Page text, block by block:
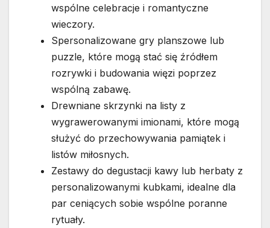
wspólne celebracje i romantyczne
wieczory.
Spersonalizowane gry planszowe lub
puzzle, które mogą stać się źródłem
rozrywki i budowania więzi poprzez
wspólną zabawę.
Drewniane skrzynki na listy z
wygrawerowanymi imionami, które mogą
służyć do przechowywania pamiątek i
listów miłosnych.
Zestawy do degustacji kawy lub herbaty z
personalizowanymi kubkami, idealne dla
par ceniących sobie wspólne poranne
rytuały.